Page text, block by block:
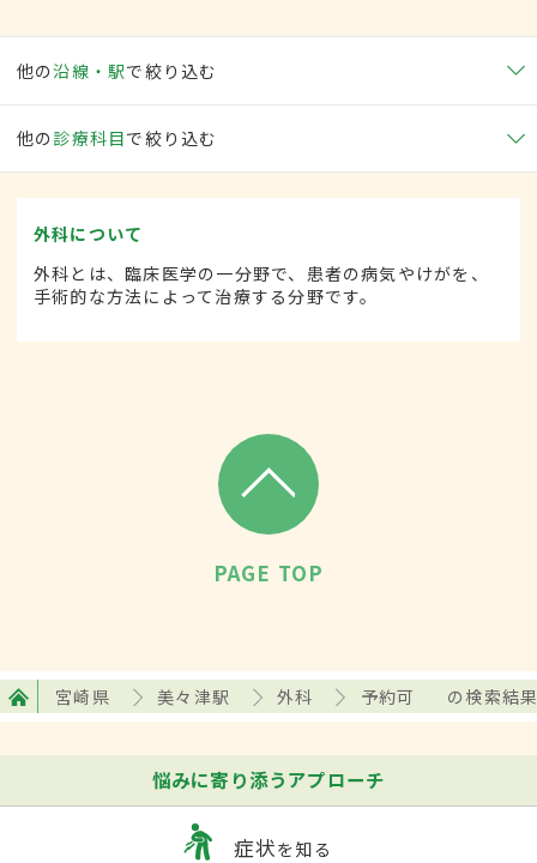
他の沿線・駅で絞り込む
他の 診療科目で絞り込む
外科について
外科とは、臨床医学の一分野で、患者の病気やけがを、
手術的な方法によって治療する分野です。
PAGE TOP
宮崎県 美々津駅 外科 予約可 の検索結
悩みに寄り添うアプローチ
症状を知る